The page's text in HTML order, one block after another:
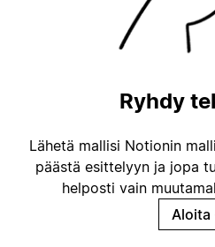
Ryhdy
Lähetä mallisi Notionin
päästä esittelyyn ja jopa
helposti vain
Aloita